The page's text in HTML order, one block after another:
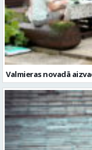
Valmieras novadā